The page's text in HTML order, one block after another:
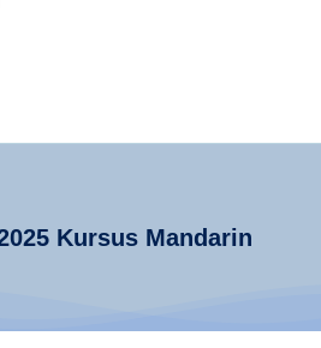
Kursus Mandarin